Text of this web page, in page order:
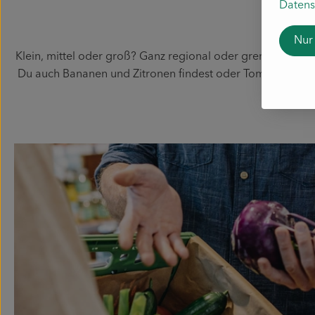
Klein, mittel oder groß? Ganz regional oder
Du auch Bananen und Zitronen findest oder Tomaten,